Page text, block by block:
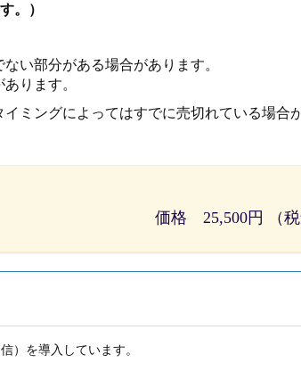
。）
い部分がある場合があります。
ります。
ミングによってはすでに売切れている場合
価格 25,500円 （
）を導入しています。